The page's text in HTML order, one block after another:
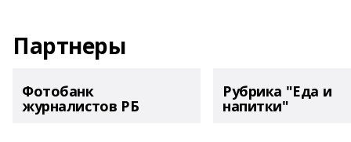
Партнеры
Фотобанк
журналистов РБ
Рубрика "Еда и
напитки"